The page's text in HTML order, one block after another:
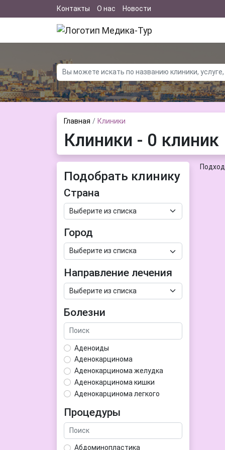
Контакты О нас Новости
Главная Клиники
Клиники - 0 клиник
Подобрать клинику
Страна
Город
Направление лечения
Болезни
Аденоиды
Аденокарцинома
Аденокарцинома желудка
Аденокарцинома кишки
Аденокарцинома легкого
Аденома гипофиза
Аденома простаты
Аденома щитовидной железы
Процедуры
Абдоминопластика